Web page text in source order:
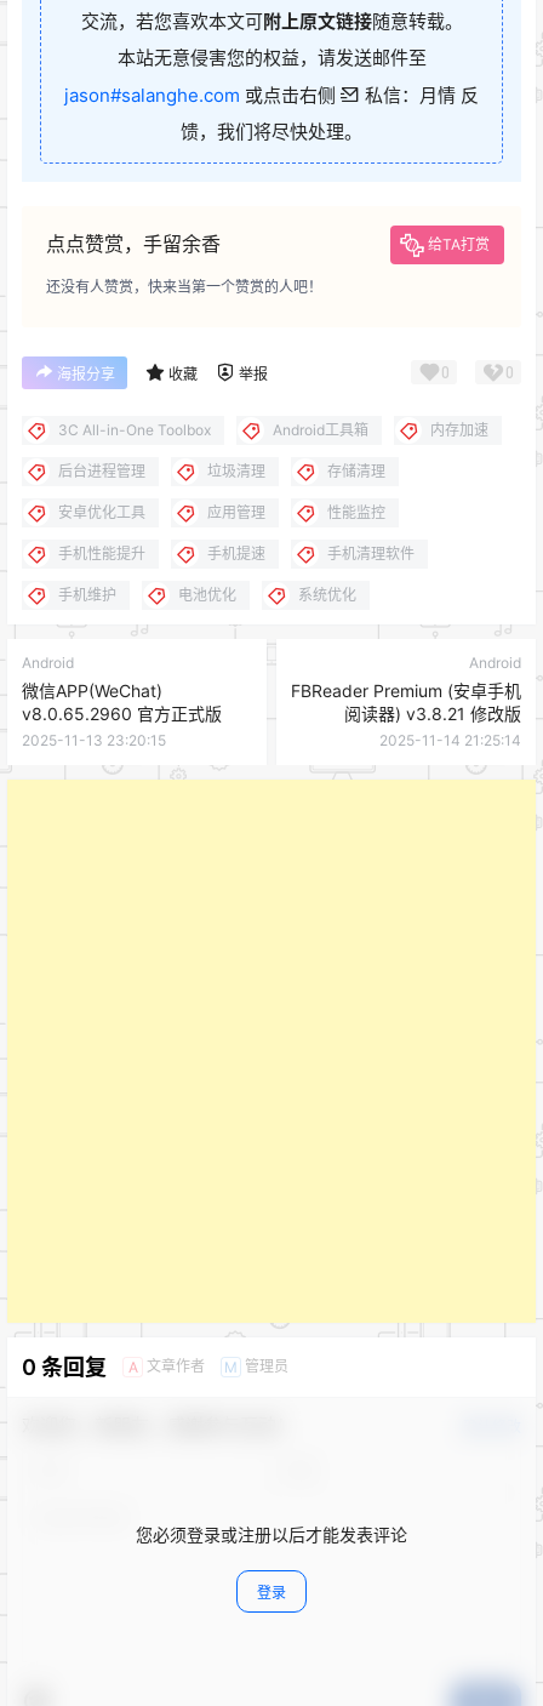
交流，若您喜欢本文可附上原文链接随意转载。
本站无意侵害您的权益，请发送邮件至
jason#salanghe.com 或点击右侧
私信：月情 反
馈，我们将尽快处理。
点点赞赏，手留余香 给TA打赏
还没有人赞赏，快来当第一个赞赏的人吧！
海报分享 收藏 举报 0 0
3C All-in-One Toolbox Android工具箱 内存加速
后台进程管理 垃圾清理 存储清理
安卓优化工具 应用管理 性能监控
手机性能提升 手机提速 手机清理软件
手机维护 电池优化 系统优化
Android
微信APP(WeChat)
v8.0.65.2960 官方正式版
2025-11-13 23:20:15
Android
FBReader Premium (安卓手机
阅读器) v3.8.21 修改版
2025-11-14 21:25:14
0 条回复 A 文章作者 M 管理员
您必须登录或注册以后才能发表评论
登录